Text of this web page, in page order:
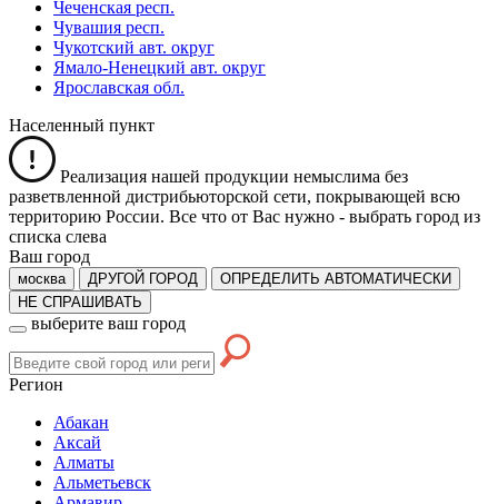
Чеченская респ.
Чувашия респ.
Чукотский авт. округ
Ямало-Ненецкий авт. округ
Ярославская обл.
Населенный пункт
Реализация нашей продукции немыслима без
разветвленной дистрибьюторской сети, покрывающей всю
территорию России. Все что от Вас нужно - выбрать город из
списка слева
Ваш город
москва ДРУГОЙ ГОРОД
ОПРЕДЕЛИТЬ АВТОМАТИЧЕСКИ
НЕ СПРАШИВАТЬ
выберите ваш город
Регион
Абакан
Аксай
Алматы
Альметьевск